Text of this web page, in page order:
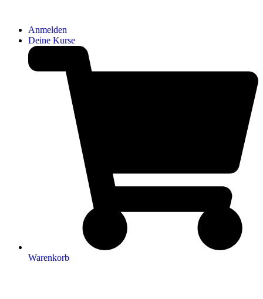
Anmelden
Deine Kurse
Warenkorb